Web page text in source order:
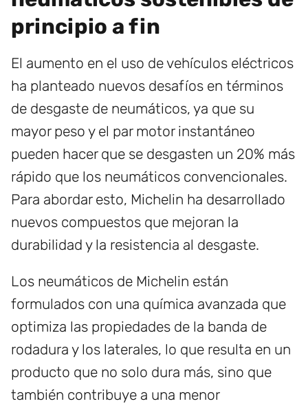
principio a fin
El aumento en el uso de vehículos eléctricos
ha planteado nuevos desafíos en términos
de desgaste de neumáticos, ya que su
mayor peso y el par motor instantáneo
pueden hacer que se desgasten un 20% más
rápido que los neumáticos convencionales.
Para abordar esto, Michelin ha desarrollado
nuevos compuestos que mejoran la
durabilidad y la resistencia al desgaste.
Los neumáticos de Michelin están
formulados con una química avanzada que
optimiza las propiedades de la banda de
rodadura y los laterales, lo que resulta en un
producto que no solo dura más, sino que
también contribuye a una menor